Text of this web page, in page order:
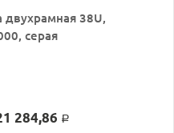
двухрамная 38U,
серая
284,86 Р